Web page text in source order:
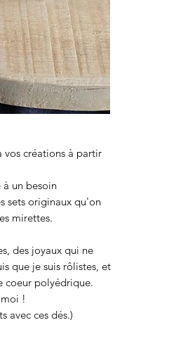
vos créations à partir
un besoin
sets originaux qu'on
mirettes.
des joyaux qui ne
que je suis rôlistes, et
coeur polyédrique.
!
avec ces dés.)